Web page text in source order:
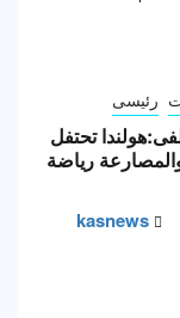
رئيسى
تحتفل
رياضة
kasnews